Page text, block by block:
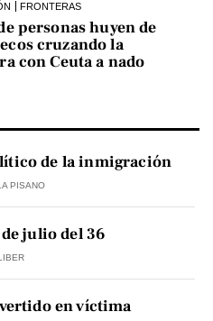
FRONTERAS
personas huyen de
cruzando la
con Ceuta a nado
de la inmigración
PISANO
julio del 36
en víctima